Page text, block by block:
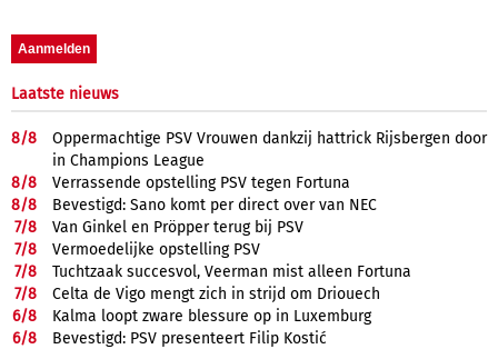
Laatste nieuws
8/8
Oppermachtige PSV Vrouwen dankzij hattrick Rijsbergen door
in Champions League
8/8
Verrassende opstelling PSV tegen Fortuna
8/8
Bevestigd: Sano komt per direct over van NEC
7/8
Van Ginkel en Pröpper terug bij PSV
7/8
Vermoedelijke opstelling PSV
7/8
Tuchtzaak succesvol, Veerman mist alleen Fortuna
7/8
Celta de Vigo mengt zich in strijd om Driouech
6/8
Kalma loopt zware blessure op in Luxemburg
6/8
Bevestigd: PSV presenteert Filip Kostić